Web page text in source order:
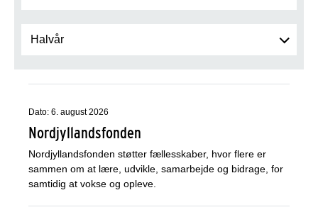
Dato: 6. august 2026
Nordjyllandsfonden
Nordjyllandsfonden støtter fællesskaber, hvor flere er
sammen om at lære, udvikle, samarbejde og bidrage, for
samtidig at vokse og opleve.